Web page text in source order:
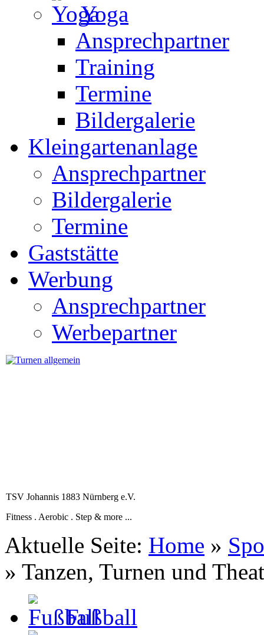
Yoga
Ansprechpartner
Training
Termine
Bildergalerie
Kleingartenanlage
Ansprechpartner
Bildergalerie
Termine
Gaststätte
Werbung
Ansprechpartner
Werbepartner
TSV Johannis 1883 Nürnberg e.V.
Fitness . Aerobic . Step & more ...
Aktuelle Seite: Home »
» Tanzen, Turnen und
Fußball